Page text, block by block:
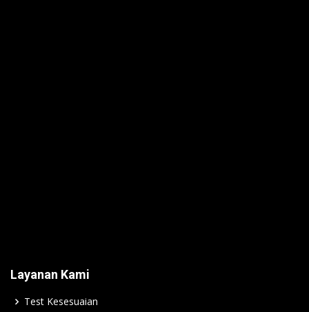
Layanan Kami
Test Kesesuaian